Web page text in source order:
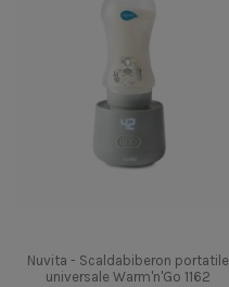
Nuvita - Scaldabiberon portatile
universale Warm'n'Go 1162